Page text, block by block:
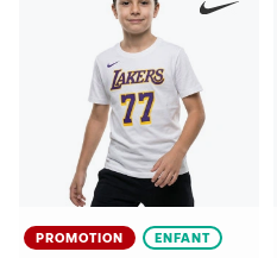
PROMOTION ENFANT